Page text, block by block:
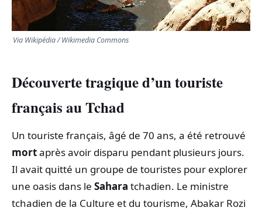
SPORT
CULTURE
SCIENCES & TECH
Via Wikipédia / Wikimedia Commons
Découverte tragique d’un touriste
français au Tchad
Un touriste français, âgé de 70 ans, a été retrouvé
mortaprès avoir disparu pendant plusieurs jours.
Il avait quitté un groupe de touristes pour explorer
une oasis dans le Sahara tchadien. Le ministre
tchadien de la Culture et du tourisme, Abakar Rozi